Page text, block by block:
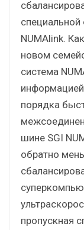
NUMAlink.
новом
система
порядка
шине SGI
обратно
пропускная